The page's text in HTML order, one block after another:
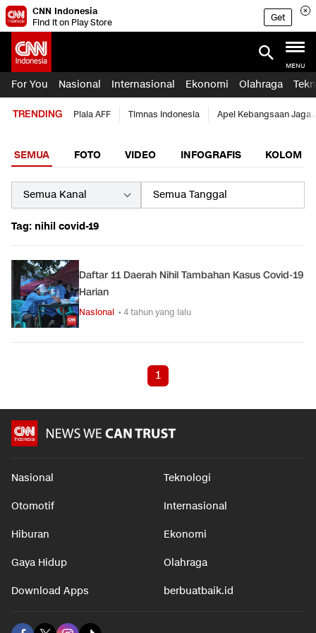
CNN Indonesia
Find it on Play Store
Get
MENU
For You Nasional Internasional Ekonomi Olahraga
TRENDING Piala AFF Timnas Indonesia Apel Kebangsaan Jaga
SEMUA FOTO VIDEO INFOGRAFIS KOLOM
Tag: nihil covid-19
Daftar 11 Daerah Nihil Tambahan Kasus Covid-19
Harian
Nasional • 4 tahun yang lalu
1
Nasional Teknologi
Otomotif Internasional
Hiburan Ekonomi
Gaya Hidup Olahraga
Download Apps berbuatbaik.id